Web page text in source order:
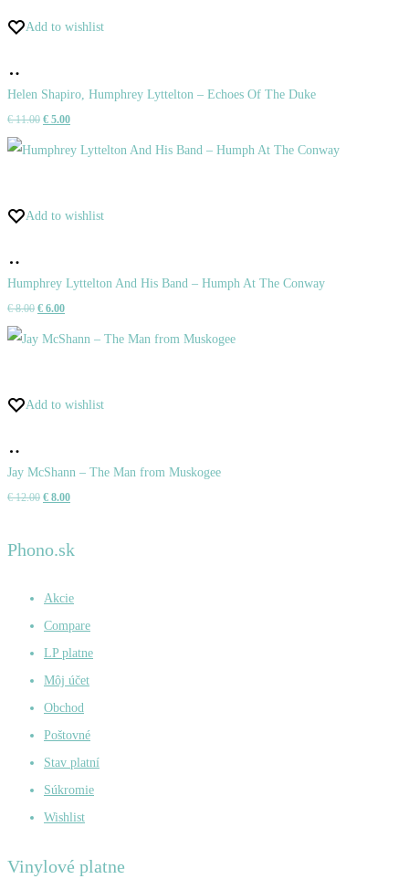
Add to wishlist
do
košíka
Helen Shapiro, Humphrey Lyttelton – Echoes Of The Duke
€11.00 Pôvodná
€ 5.00Aktuálna
Add to wishlist
do
košíka
Humphrey Lyttelton And His Band – Humph At The Conway
€8.00 Pôvodná
€ 6.00Aktuálna
Add to wishlist
do
košíka
Jay McShann – The Man from Muskogee
€12.00 Pôvodná
€ 8.00Aktuálna
Phono.sk
Akcie
Compare
LP platne
Môj účet
Obchod
Poštovné
Stav platní
Súkromie
Wishlist
Vinylové platne